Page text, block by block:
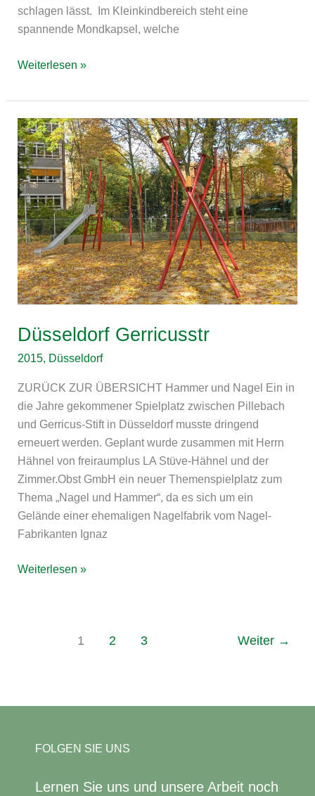
schlagen lässt. Im Kleinkindbereich steht eine
spannende Mondkapsel, welche
Weiterlesen »
Düsseldorf Gerricusstr
2015, Düsseldorf
ZURÜCK ZUR ÜBERSICHT Hammer und Nagel Ein in
die Jahre gekommener Spielplatz zwischen Pillebach
und Gerricus-Stift in Düsseldorf musste dringend
erneuert werden. Geplant wurde zusammen mit Herrn
Hähnel von freiraumplus LA Stüve-Hähnel und der
Zimmer.Obst GmbH ein neuer Themenspielplatz zum
Thema „Nagel und Hammer“, da es sich um ein
Gelände einer ehemaligen Nagelfabrik vom Nagel-
Fabrikanten Ignaz
Düsseldorf
Gerricusstr
Weiterlesen »
1 2 3 Weiter →
FOLGEN SIE UNS
Lernen Sie uns und unsere Arbeit noch